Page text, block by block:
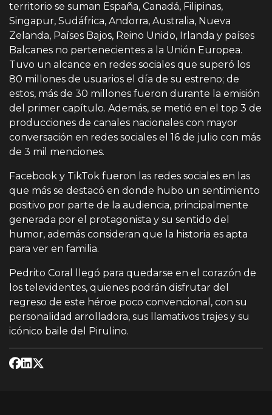
territorio se suman España, Canadá, Filipinas,
Singapur, Sudáfrica, Andorra, Australia, Nueva
Zelanda, Países Bajos, Reino Unido, Irlanda y países
Balcanes no pertenecientes a la Unión Europea.
Tuvo un alcance en redes sociales que superó los
80 millones de usuarios el día de su estreno; de
estos, más de 30 millones fueron durante la emisión
del primer capítulo. Además, se metió en el top 3 de
producciones de canales nacionales con mayor
conversación en redes sociales el 16 de julio con más
de 3 mil menciones.
Facebook y TikTok fueron las redes sociales en las
que más se destacó en donde hubo un sentimiento
positivo por parte de la audiencia, principalmente
generada por el protagonista y su sentido del
humor, además consideran que la historia es apta
para ver en familia.
Pedrito Coral llegó para quedarse en el corazón de
los televidentes, quienes podrán disfrutar del
regreso de este héroe poco convencional, con su
personalidad arrolladora, sus llamativos trajes y su
icónico baile del Pirulino.